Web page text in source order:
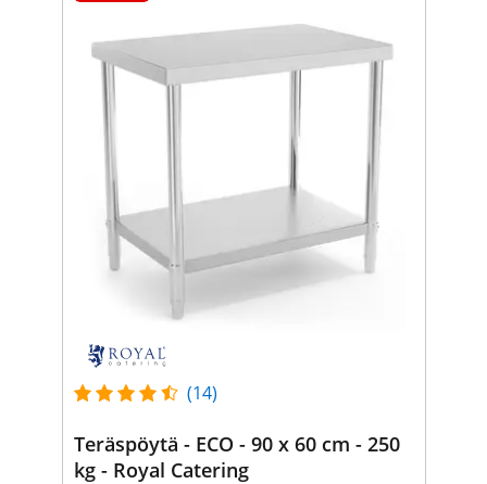
(14)
Teräspöytä - ECO - 90 x 60 cm - 250
kg - Royal Catering